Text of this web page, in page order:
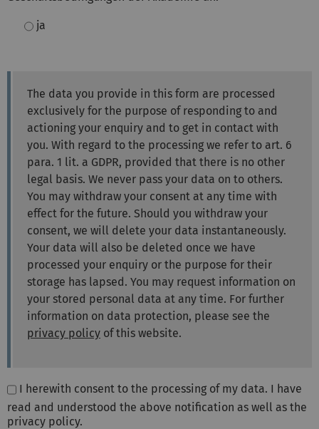
ja
The data you provide in this form are processed
exclusively for the purpose of responding to and
actioning your enquiry and to get in contact with
you. With regard to the processing we refer to art. 6
para. 1 lit. a GDPR, provided that there is no other
legal basis. We never pass your data on to others.
You may withdraw your consent at any time with
effect for the future. Should you withdraw your
consent, we will delete your data instantaneously.
Your data will also be deleted once we have
processed your enquiry or the purpose for their
storage has lapsed. You may request information on
your stored personal data at any time. For further
information on data protection, please see the
privacy policy of this website.
read and understood the above notification as well as the
privacy policy.